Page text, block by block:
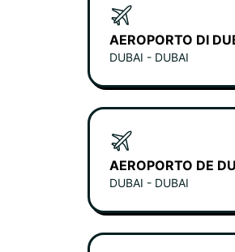
AEROPORTO DI
DUBAI - DUBAI
AEROPORTO DE
DUBAI - DUBAI